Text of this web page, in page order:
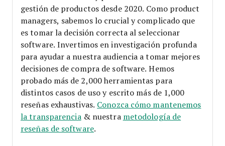
gestión de productos desde 2020. Como product
managers, sabemos lo crucial y complicado que
es tomar la decisión correcta al seleccionar
software. Invertimos en investigación profunda
para ayudar a nuestra audiencia a tomar mejores
decisiones de compra de software. Hemos
probado más de 2,000 herramientas para
distintos casos de uso y escrito más de 1,000
reseñas exhaustivas. Conozca cómo mantenemos
la transparencia & nuestra metodología de
reseñas de software.